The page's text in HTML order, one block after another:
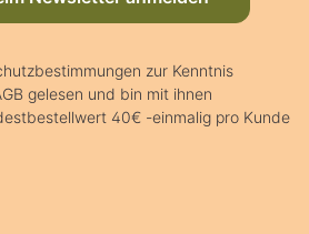
zur Kenntnis
gelesen und bin mit ihnen
40€ -einmalig pro Kunde